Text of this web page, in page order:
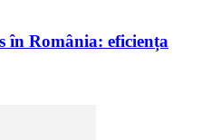
în România: eficiența